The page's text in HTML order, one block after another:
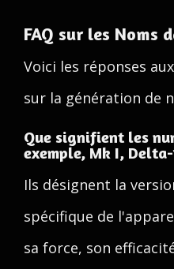
FAQ sur les Noms
Voici les réponses
sur la génération de
Que signifient les
exemple, Mk I, Delta-
Ils désignent la
spécifique de
sa force, son